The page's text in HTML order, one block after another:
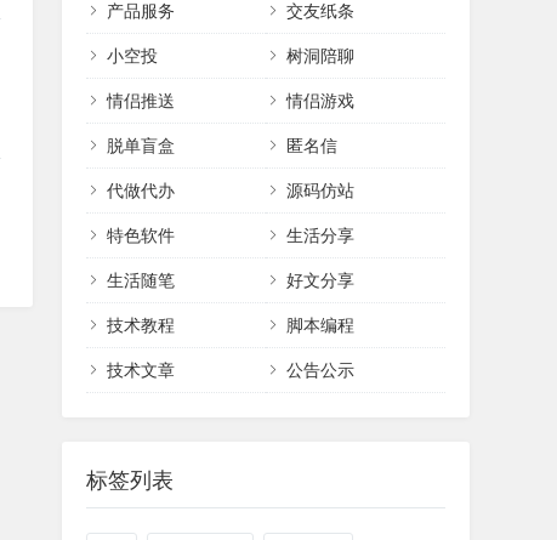
产品服务 交友纸条
小空投 树洞陪聊
情侣推送 情侣游戏
脱单盲盒 匿名信
代做代办 源码仿站
特色软件 生活分享
生活随笔 好文分享
技术教程 脚本编程
技术文章 公告公示
标签列表